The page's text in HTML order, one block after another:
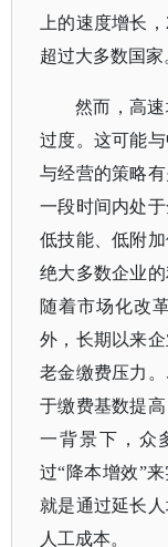
上的速度增长
超过大多数国家
然而，高
过度。这可能
与经营的策略
一段时间内处
低技能、低附
绝大多数企业
随着市场化改
外，长期以来
老金缴费压力
于缴费基数提
一背景下，众
过“降本增效”
就是通过延长
人工成本。